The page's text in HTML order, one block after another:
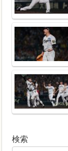
検索